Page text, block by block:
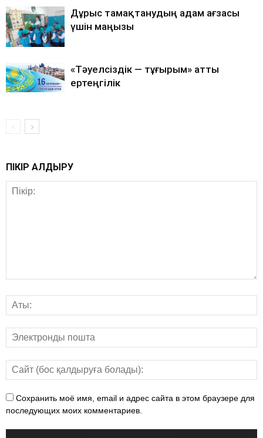
Дұрыс тамақтанудың адам ағзасы
үшін маңызы
«Тәуелсіздік — тұғырым» атты
ертеңгілік
ПІКІР ҚАЛДЫРУ
Сохранить моё имя, email и адрес сайта в этом браузере для
последующих моих комментариев.